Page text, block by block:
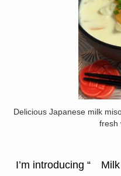
Delicious Japanese milk
fresh
I’m introducing “　